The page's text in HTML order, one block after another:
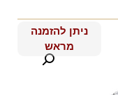
ניתן להזמנה
מראש